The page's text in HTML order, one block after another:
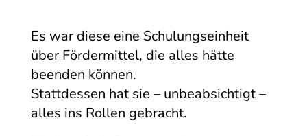
Es war diese eine Schulungseinheit
über Fördermittel, die alles hätte
beenden können.
Stattdessen hat sie – unbeabsichtigt –
alles ins Rollen gebracht.